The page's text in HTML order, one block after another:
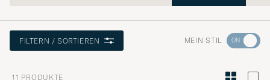
FILTERN / SORTIEREN MEIN STIL Wechseln
zur
11 PRODUKTE